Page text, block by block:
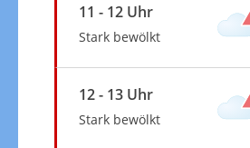
11 - 12 Uhr
Stark bewölkt
12 - 13 Uhr
Stark bewölkt